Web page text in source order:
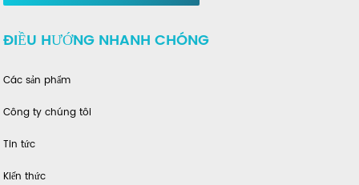
ĐIỀU HƯỚNG NHANH CHÓNG
Các sản phẩm
Công ty chúng tôi
Tin tức
Kiến thức